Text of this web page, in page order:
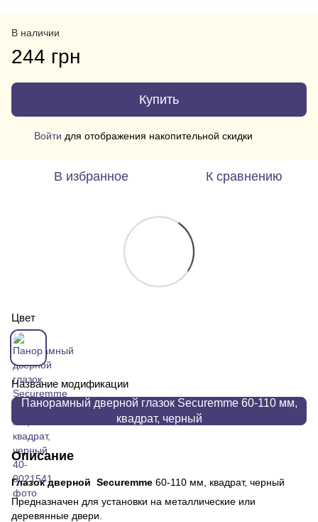
В наличии
244 грн
Купить
Войти для отображения накопительной скидки
В избранное К сравнению
Цвет
Название модификации
Панорамный дверной глазок Securemme 60-110 мм,
квадрат, черный
Описание
Глазок дверной Securemme 60-110 мм, квадрат, черный
Предназначен для установки на металлические или
деревянные двери.